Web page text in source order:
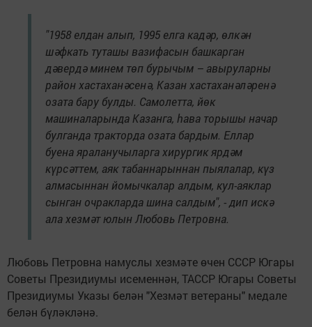
"1958 елдан алып, 1995 елга кадәр, өлкән
шәфкать туташы вазифасын башкарган
дәвердә минем төп бурычым – авыруларны
район хастаханәсенә, Казан хастаханәләренә
озата бару булды. Самолетта, йөк
машиналарында Казанга, һава торышы начар
булганда тракторда озата бардым. Еллар
буена яраланучыларга хирургик ярдәм
күрсәттем, аяк табаннарыннан пыялалар, күз
алмасыннан йомычкалар алдым, кул-аяклар
сынган очракларда шина салдым", - дип искә
ала хезмәт юлын Любовь Петровна.
Любовь Петровна намуслы хезмәте өчен СССР Югары
Советы Президиумы исеменнән, ТАССР Югары Советы
Президиумы Указы белән "Хезмәт ветераны" медале
белән бүләкләнә.